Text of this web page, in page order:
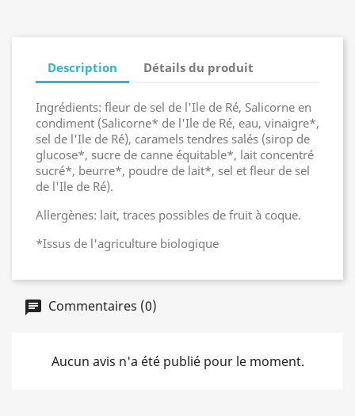
Description Détails du produit
Ingrédients: fleur de sel de l'Ile de Ré, Salicorne en
condiment (Salicorne* de l'Ile de Ré, eau, vinaigre*,
sel de l'Ile de Ré), caramels tendres salés (sirop de
glucose*, sucre de canne équitable*, lait concentré
sucré*, beurre*, poudre de lait*, sel et fleur de sel
de l'Ile de Ré).
Allergènes: lait, traces possibles de fruit à coque.
*Issus de l'agriculture biologique
Commentaires (0)
Aucun avis n'a été publié pour le moment.